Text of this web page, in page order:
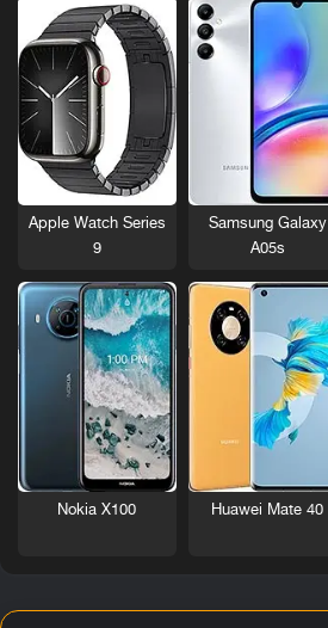
Samsung Galaxy
A05s
Apple Watch Series
9
Huawei Mate 40
Nokia X100